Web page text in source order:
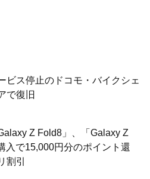
ビス停止のドコモ・バイクシェ
で復旧
Z Fold8」、「Galaxy Z
入で15,000円分のポイント還
割引